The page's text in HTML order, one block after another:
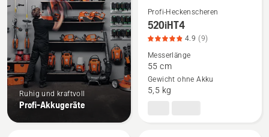
Ruhig und kraftvoll
Profi-Akkugeräte
Mehr
Details
zu
520iHT4
anzeigen,
Produktbewertung
Profi-Heckenscheren
520iHT4
4.9 (9)
Messerlänge
55 cm
Gewicht ohne Akku
5,5 kg